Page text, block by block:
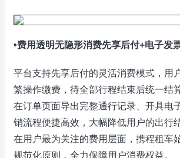
•费用透明无隐形消费先享后付+电子发
平台支持先享后付的灵活消费模式，用
繁操作缴费，待全部行程结束后统一结
在订单页面导出完整通行记录、开具电
销流程便捷高效，大幅降低用户的出行
在用户最为关注的费用层面，携程租车
规范化原则，全力保障用户消费权益。